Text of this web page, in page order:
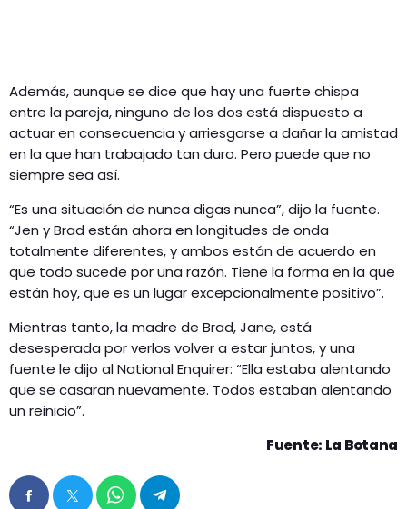
Además, aunque se dice que hay una fuerte chispa
entre la pareja, ninguno de los dos está dispuesto a
actuar en consecuencia y arriesgarse a dañar la amistad
en la que han trabajado tan duro. Pero puede que no
siempre sea así.
“Es una situación de nunca digas nunca”, dijo la fuente.
“Jen y Brad están ahora en longitudes de onda
totalmente diferentes, y ambos están de acuerdo en
que todo sucede por una razón. Tiene la forma en la que
están hoy, que es un lugar excepcionalmente positivo”.
Mientras tanto, la madre de Brad, Jane, está
desesperada por verlos volver a estar juntos, y una
fuente le dijo al National Enquirer: “Ella estaba alentando
que se casaran nuevamente. Todos estaban alentando
un reinicio”.
Fuente: La Botana